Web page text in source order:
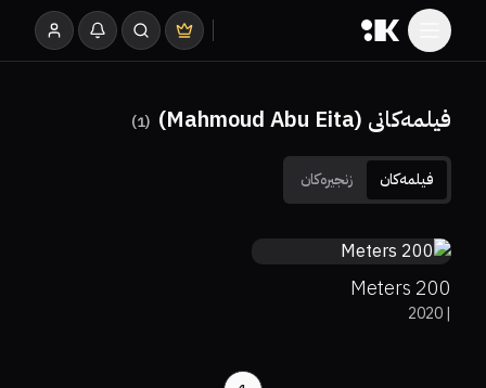
فیلمەکانی (Mahmoud Abu Eita) (
1
)
فیلمەکان زنجیرەکان 7.2
90%
0%
200 Meters
|
2020